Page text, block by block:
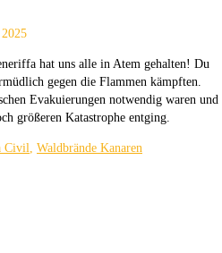
hat uns alle in Atem gehalten! Du
gegen die Flammen kämpften.
Evakuierungen notwendig waren und
größeren Katastrophe entging.
Civil, Waldbrände Kanaren